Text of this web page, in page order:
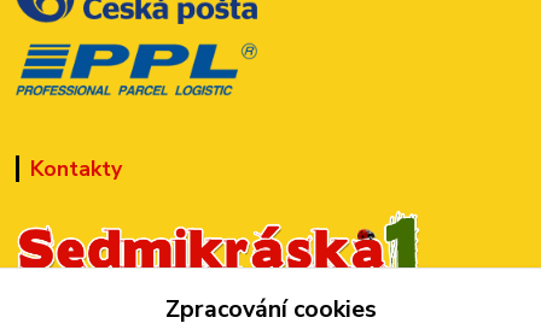
Kontakty
+420 777 899 301Zpracování cookies